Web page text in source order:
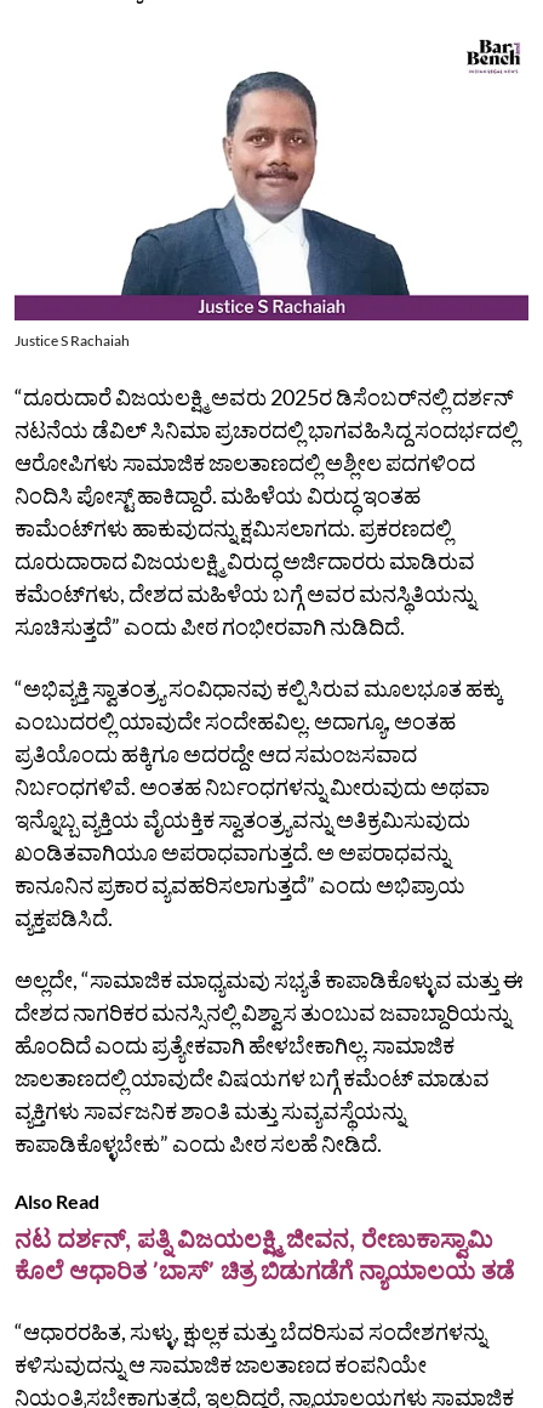
Justice S Rachaiah
“ದೂರುದಾರೆ ವಿಜಯಲಕ್ಷ್ಮಿ ಅವರು 2025ರ ಡಿಸೆಂಬರ್‌ನಲ್ಲಿ ದರ್ಶನ್
ನಟನೆಯ ಡೆವಿಲ್ ಸಿನಿಮಾ ಪ್ರಚಾರದಲ್ಲಿ ಭಾಗವಹಿಸಿದ್ದ ಸಂದರ್ಭದಲ್ಲಿ
ಆರೋಪಿಗಳು ಸಾಮಾಜಿಕ‌ ಜಾಲತಾಣದಲ್ಲಿ ಅಶ್ಲೀಲ ಪದಗಳಿಂದ
ನಿಂದಿಸಿ ಪೋಸ್ಟ್ ಹಾಕಿದ್ದಾರೆ. ಮಹಿಳೆಯ ವಿರುದ್ಧ ಇಂತಹ
ಕಾಮೆಂಟ್‌ಗಳು ಹಾಕುವುದನ್ನು ಕ್ಷಮಿಸಲಾಗದು. ಪ್ರಕರಣದಲ್ಲಿ
ದೂರುದಾರಾದ ವಿಜಯಲಕ್ಷ್ಮಿ ವಿರುದ್ಧ ಅರ್ಜಿದಾರರು ಮಾಡಿರುವ
ಕಮೆಂಟ್‌ಗಳು, ದೇಶದ ಮಹಿಳೆಯ ಬಗ್ಗೆ ಅವರ ಮನಸ್ಥಿತಿಯನ್ನು
ಸೂಚಿಸುತ್ತದೆ” ಎಂದು ಪೀಠ ಗಂಭೀರವಾಗಿ ನುಡಿದಿದೆ.
“ಅಭಿವ್ಯಕ್ತಿ ಸ್ವಾತಂತ್ರ್ಯ ಸಂವಿಧಾನವು ಕಲ್ಪಿಸಿರುವ ಮೂಲಭೂತ ಹಕ್ಕು
ಎಂಬುದರಲ್ಲಿ ಯಾವುದೇ ಸಂದೇಹವಿಲ್ಲ. ಅದಾಗ್ಯೂ, ಅಂತಹ
ಪ್ರತಿಯೊಂದು ಹಕ್ಕಿಗೂ ಅದರದ್ದೇ ಆದ ಸಮಂಜಸವಾದ
ನಿರ್ಬಂಧಗಳಿವೆ. ಅಂತಹ ನಿರ್ಬಂಧಗಳನ್ನು ಮೀರುವುದು ಅಥವಾ
ಇನ್ನೊಬ್ಬ ವ್ಯಕ್ತಿಯ ವೈಯಕ್ತಿಕ ಸ್ವಾತಂತ್ರ್ಯವನ್ನು ಅತಿಕ್ರಮಿಸುವುದು
ಖಂಡಿತವಾಗಿಯೂ ಅಪರಾಧವಾಗುತ್ತದೆ‌. ಅ ಅಪರಾಧವನ್ನು
ಕಾನೂನಿನ ಪ್ರಕಾರ ವ್ಯವಹರಿಸಲಾಗುತ್ತದೆ” ಎಂದು ಅಭಿಪ್ರಾಯ
ವ್ಯಕ್ತಪಡಿಸಿದೆ.
ಅಲ್ಲದೇ, “ಸಾಮಾಜಿಕ ಮಾಧ್ಯಮವು ಸಭ್ಯತೆ ಕಾಪಾಡಿಕೊಳ್ಳುವ ಮತ್ತು ಈ
ದೇಶದ ನಾಗರಿಕರ ಮನಸ್ಸಿನಲ್ಲಿ ವಿಶ್ವಾಸ ತುಂಬುವ ಜವಾಬ್ದಾರಿಯನ್ನು
ಹೊಂದಿದೆ ಎಂದು ಪ್ರತ್ಯೇಕವಾಗಿ ಹೇಳಬೇಕಾಗಿಲ್ಲ. ಸಾಮಾಜಿಕ
ಜಾಲತಾಣದಲ್ಲಿ ಯಾವುದೇ ವಿಷಯಗಳ ಬಗ್ಗೆ ಕಮೆಂಟ್ ಮಾಡುವ
ವ್ಯಕ್ತಿಗಳು ಸಾರ್ವಜನಿಕ ಶಾಂತಿ ಮತ್ತು ಸುವ್ಯವಸ್ಥೆಯನ್ನು
ಕಾಪಾಡಿಕೊಳ್ಳಬೇಕು” ಎಂದು ಪೀಠ ಸಲಹೆ ನೀಡಿದೆ.
Also Read
ನಟ ದರ್ಶನ್‌, ಪತ್ನಿ ವಿಜಯಲಕ್ಷ್ಮಿ ಜೀವನ, ರೇಣುಕಾಸ್ವಾಮಿ
ಕೊಲೆ ಆಧಾರಿತ ʼಬಾಸ್‌ʼ ಚಿತ್ರ ಬಿಡುಗಡೆಗೆ ನ್ಯಾಯಾಲಯ ತಡೆ
“ಆಧಾರರಹಿತ, ಸುಳ್ಳು, ಕ್ಷುಲ್ಲಕ ಮತ್ತು ಬೆದರಿಸುವ ಸಂದೇಶಗಳನ್ನು
ಕಳಿಸುವುದನ್ನು ಆ ಸಾಮಾಜಿಕ‌ ಜಾಲತಾಣದ ಕಂಪನಿಯೇ
ನಿಯಂತ್ರಿಸಬೇಕಾಗುತ್ತದೆ, ಇಲ್ಲದಿದ್ದರೆ, ನ್ಯಾಯಾಲಯಗಳು ಸಾಮಾಜಿಕ